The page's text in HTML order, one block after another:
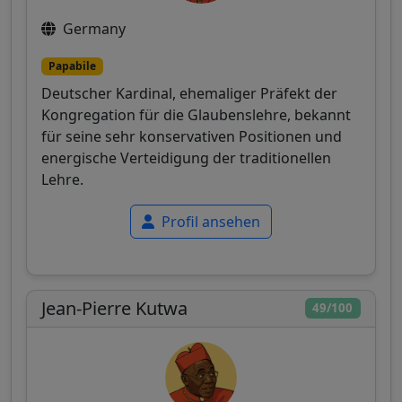
Germany
Papabile
Deutscher Kardinal, ehemaliger Präfekt der
Kongregation für die Glaubenslehre, bekannt
für seine sehr konservativen Positionen und
energische Verteidigung der traditionellen
Lehre.
Profil ansehen
49/100
Jean-Pierre Kutwa